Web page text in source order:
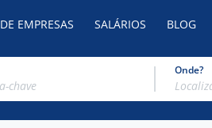
EMPRESAS SALÁRIOS BLOG
Onde?